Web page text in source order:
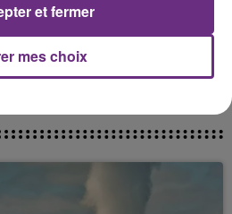
les autorités en charge du
et le personnel des
auront accès aux
vaccination.
mes choix
et fermer